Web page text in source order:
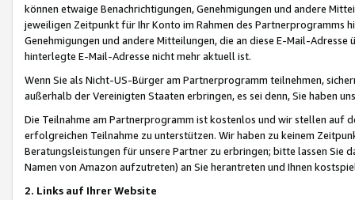
können etwaige Benachrichtigungen, Genehmigungen und andere
jeweiligen Zeitpunkt für Ihr Konto im Rahmen des Partnerprogramms
Genehmigungen und andere Mitteilungen, die an diese E-Mail-
hinterlegte E-Mail-Adresse nicht mehr aktuell ist.
Wenn Sie als Nicht-US-Bürger am Partnerprogramm teilnehmen,
außerhalb der Vereinigten Staaten erbringen, es sei denn, Sie haben
Die Teilnahme am Partnerprogramm ist kostenlos und wir stellen auf
erfolgreichen Teilnahme zu unterstützen. Wir haben zu keinem
Beratungsleistungen für unsere Partner zu erbringen; bitte lassen Sie
Namen von Amazon aufzutreten) an Sie herantreten und Ihnen
2. Links auf Ihrer Website